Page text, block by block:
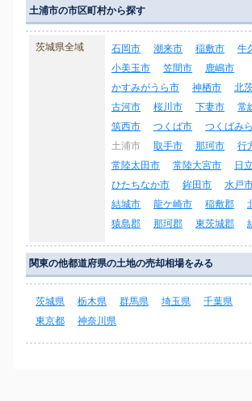
土浦市の市区町村から探す
茨城県全域 石岡市 潮来市 稲敷市
牛
小美玉市
笠間市
鹿嶋市
かすみがうら市
神栖市
北
古河市
桜川市 下妻市 常
筑西市
つくば市
つくばみ
土浦市
取手市 那珂市 行
常陸太田市
常陸大宮市
日
ひたちなか市
鉾田市 水戸
結城市
龍ケ崎市 稲敷郡
猿島郡
那珂郡 東茨城郡
関東の他都道府県の土地の売却相場をみる
茨城県 栃木県 群馬県 埼玉県
千葉県
東京都
神奈川県